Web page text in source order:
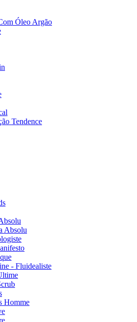
Óleo Argão
Tendence
Absolu
- Fluidealiste
Homme